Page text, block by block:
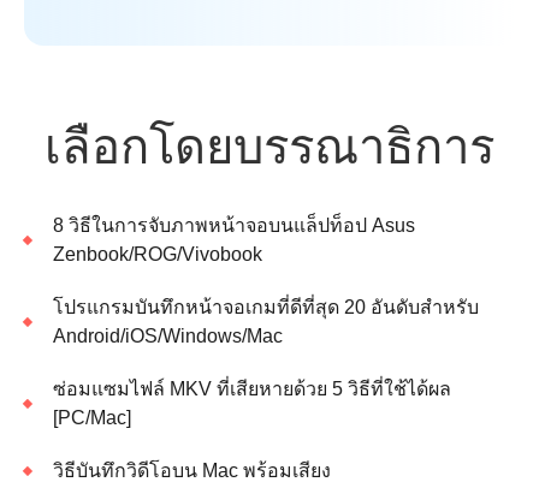
เลือกโดยบรรณาธิการ
8 วิธีในการจับภาพหน้าจอบนแล็ปท็อป Asus
Zenbook/ROG/Vivobook
โปรแกรมบันทึกหน้าจอเกมที่ดีที่สุด 20 อันดับสำหรับ
Android/iOS/Windows/Mac
ซ่อมแซมไฟล์ MKV ที่เสียหายด้วย 5 วิธีที่ใช้ได้ผล
[PC/Mac]
วิธีบันทึกวิดีโอบน Mac พร้อมเสียง